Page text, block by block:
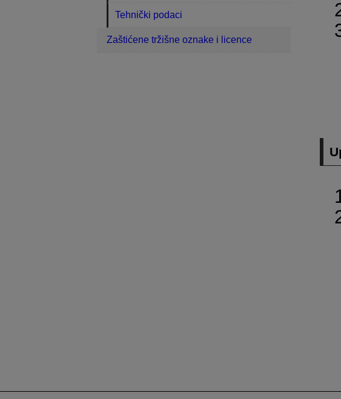
Tehnički podaci
Zaštićene tržišne oznake i licence